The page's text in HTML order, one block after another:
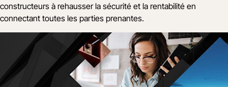
constructeurs à rehausser la sécurité et la rentabilité en
connectant toutes les parties prenantes.